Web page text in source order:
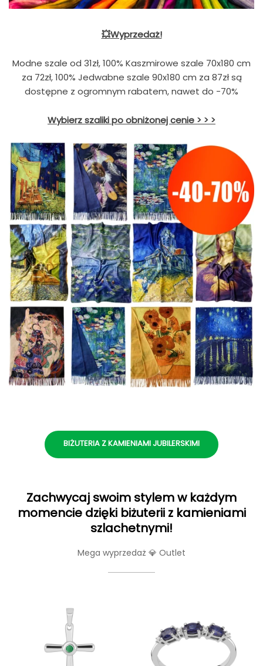
💥Wyprzedaż!
Modne szale od 31zł, 100% Kaszmirowe szale 70x180 cm
za 72zł, 100% Jedwabne szale 90x180 cm za 87zł są
dostępne z ogromnym rabatem, nawet do -70%
Wybierz szaliki po obniżonej cenie > > >
BIŻUTERIA Z KAMIENIAMI JUBILERSKIMI
Zachwycaj swoim stylem w każdym
momencie dzięki biżuterii z kamieniami
szlachetnymi!
Mega wyprzedaż 💎 Outlet